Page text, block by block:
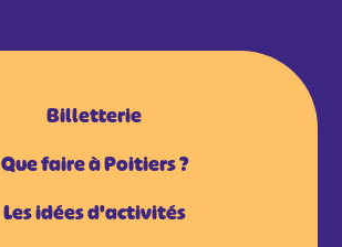
Billetterie
Que faire à Poitiers ?
Les idées d'activités